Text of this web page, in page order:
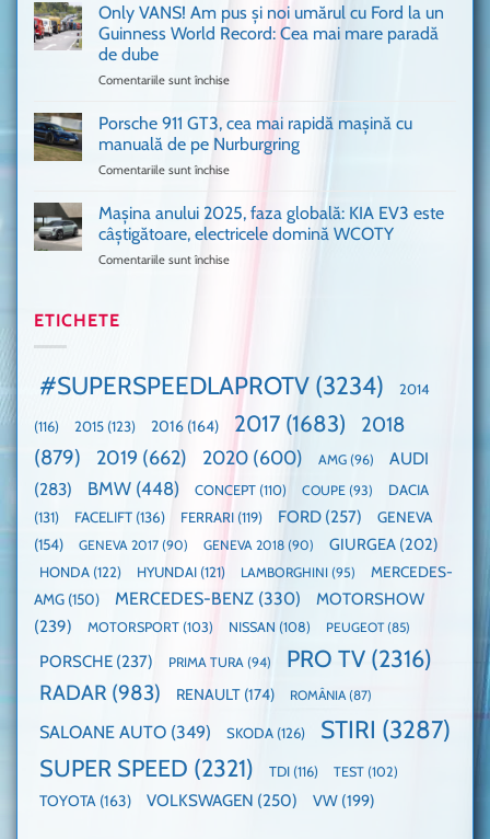
mașină
Ferrari
de
mulți
în
UK,
că
nevoie
de
Only VANS! Am pus și noi umărul cu Ford la un
Guinness World Record: Cea mai mare paradă
de dube
Comentariile sunt închise
Am
pus
umărul
cu
mai
mare
paradă
de
dube
Porsche 911 GT3, cea mai rapidă mașină cu
manuală de pe Nurburgring
Comentariile sunt închise
911
GT3,
cea
pe
Nurburgring
Mașina anului 2025, faza globală: KIA EV3 este
câștigătoare, electricele domină WCOTY
Comentariile sunt închise
EV3
câștigătoare,
domină
WCOTY
ETICHETE
#SUPERSPEEDLAPROTV (3234) 2014
(116) 2015 (123) 2016 (164) 2017 (1683)
2018
(879)
2019 (662) 2020 (600) AMG (96)
AUDI
(283)
BMW (448) CONCEPT (110) COUPE (93)
DACIA
(131)
FACELIFT (136) FERRARI (119) FORD (257)
GENEVA
(154)
GENEVA 2017 (90) GENEVA 2018 (90) GIURGEA (202)
HONDA (122) HYUNDAI (121) LAMBORGHINI (95)
MERCEDES-
AMG (150) MERCEDES-BENZ (330)
MOTORSHOW
(239)
MOTORSPORT (103) NISSAN (108) PEUGEOT(85)
PORSCHE (237) PRIMA TURA (94) PRO TV (2316)
RADAR (983) RENAULT (174) ROMÂNIA(87)
SALOANE AUTO (349) SKODA (126) STIRI (3287)
SUPER SPEED (2321) TDI (116) TEST (102)
TOYOTA (163) VOLKSWAGEN (250) VW (199)